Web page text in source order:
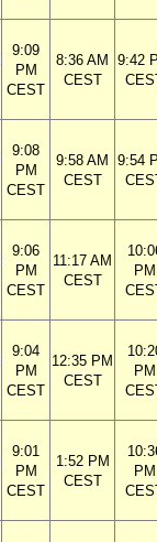
9:09
PM
CEST
8:36 AM
CEST
9:42
9:08
PM
CEST
9:58 AM
CEST
9:54
9:06
PM
CEST
11:17 AM
CEST
PM
9:04
PM
CEST
12:35 PM
CEST
PM
9:01
PM
CEST
1:52 PM
CEST
PM